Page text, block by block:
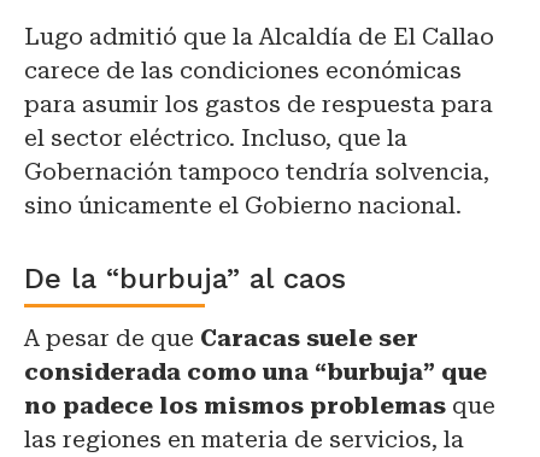
Lugo admitió que la Alcaldía de El Callao
carece de las condiciones económicas
para asumir los gastos de respuesta para
el sector eléctrico. Incluso, que la
Gobernación tampoco tendría solvencia,
sino únicamente el Gobierno nacional.
De la “burbuja” al caos
A pesar de que Caracas suele ser
considerada como una “burbuja” que
no padece los mismos problemas que
las regiones en materia de servicios, la